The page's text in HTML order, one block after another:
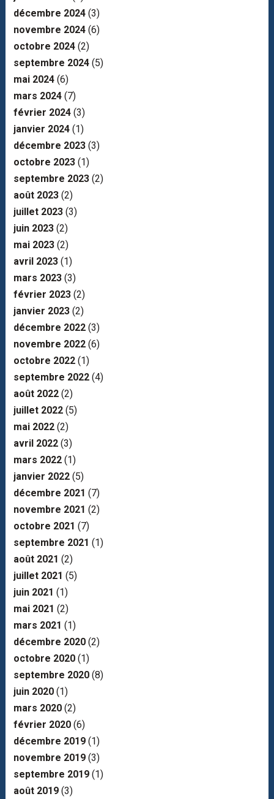
décembre 2024(3)
novembre 2024(6)
octobre 2024(2)
septembre 2024(5)
mai 2024(6)
mars 2024(7)
février 2024(3)
janvier 2024(1)
décembre 2023(3)
octobre 2023(1)
septembre 2023(2)
août 2023(2)
juillet 2023(3)
juin 2023(2)
mai 2023(2)
avril 2023(1)
mars 2023(3)
février 2023(2)
janvier 2023(2)
décembre 2022(3)
novembre 2022(6)
octobre 2022(1)
septembre 2022(4)
août 2022(2)
juillet 2022(5)
mai 2022(2)
avril 2022(3)
mars 2022(1)
janvier 2022(5)
décembre 2021 (7)
novembre 2021 (2)
octobre 2021 (7)
septembre 2021 (1)
août 2021 (2)
juillet 2021 (5)
juin 2021 (1)
mai 2021 (2)
mars 2021 (1)
décembre 2020(2)
octobre 2020(1)
septembre 2020(8)
juin 2020(1)
mars 2020(2)
février 2020(6)
décembre 2019(1)
novembre 2019(3)
septembre 2019(1)
août 2019(3)